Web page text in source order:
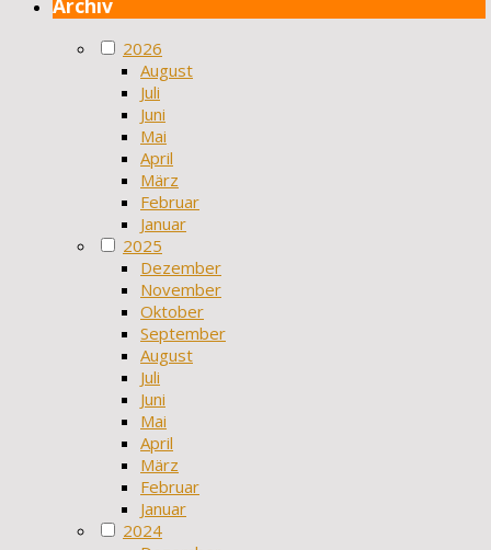
2026
August
Juli
Juni
Mai
April
März
Februar
Januar
2025
Dezember
November
Oktober
September
August
Juli
Juni
Mai
April
März
Februar
Januar
2024